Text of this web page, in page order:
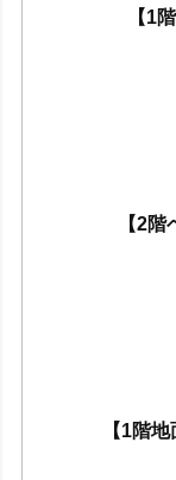
【1
【2
【1階